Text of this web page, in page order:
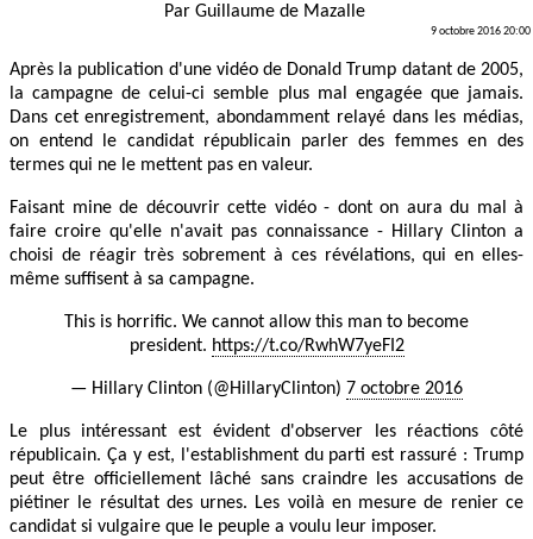
Par Guillaume de Mazalle
9 octobre 2016 20:00
Après la publication d'une vidéo de Donald Trump datant de 2005,
la campagne de celui-ci semble plus mal engagée que jamais.
Dans cet enregistrement, abondamment relayé dans les médias,
on entend le candidat républicain parler des femmes en des
termes qui ne le mettent pas en valeur.
Faisant mine de découvrir cette vidéo - dont on aura du mal à
faire croire qu'elle n'avait pas connaissance - Hillary Clinton a
choisi de réagir très sobrement à ces révélations, qui en elles-
même suffisent à sa campagne.
This is horrific. We cannot allow this man to become
president. https://t.co/RwhW7yeFI2
— Hillary Clinton (@HillaryClinton) 7 octobre 2016
Le plus intéressant est évident d'observer les réactions côté
républicain. Ça y est, l'establishment du parti est rassuré : Trump
peut être officiellement lâché sans craindre les accusations de
piétiner le résultat des urnes. Les voilà en mesure de renier ce
candidat si vulgaire que le peuple a voulu leur imposer.